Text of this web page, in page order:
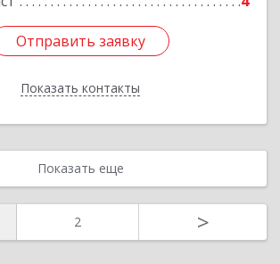
Отправить заявку
Показать контакты
Отправить заявку
Назад
Показать еще
2 >